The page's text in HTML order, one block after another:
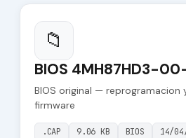
📁
BIOS 4MH87HD3-
BIOS original — reprogramacion
firmware
.CAP 9.06 KB BIOS 14/